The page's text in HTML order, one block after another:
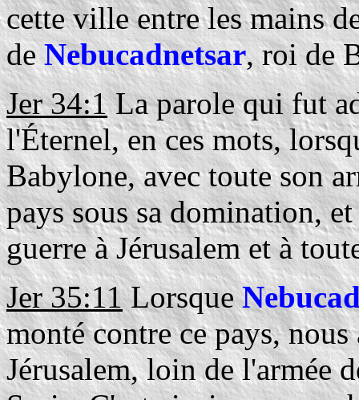
cette ville entre les mains
deNebucadnetsar, roi de
Jer 34:1La parole qui fut
l'Éternel, en ces mots,
Babylone, avec toute son
pays sous sa domination,
guerre à Jérusalem et à
Jer 35:11Lorsque
monté contre ce pays,
Jérusalem, loin de l'armée